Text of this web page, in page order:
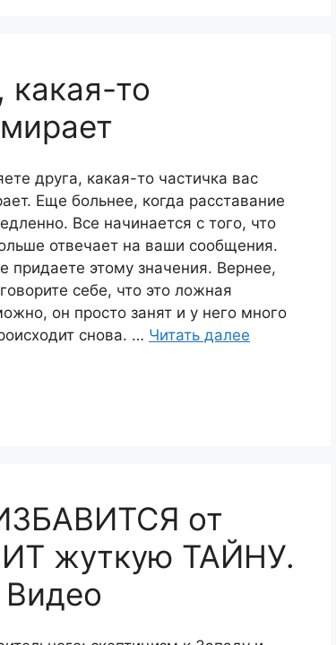
какая-то
друга, какая-то частичка вас
Еще больнее, когда расставание
Все начинается с того, что
отвечает на ваши сообщения.
придаете этому значения. Вернее,
себе, что это ложная
он просто занят и у него много
снова. … Читать далее
от
жуткую ТАЙНУ.